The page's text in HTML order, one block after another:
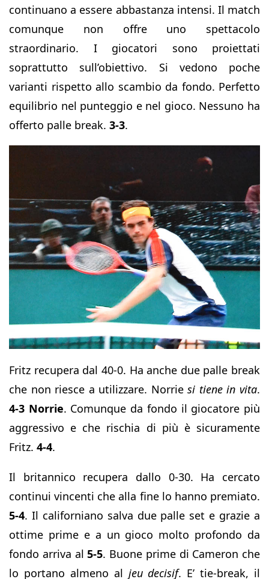
continuano a essere abbastanza intensi. Il match
comunque non offre uno spettacolo
straordinario. I giocatori sono proiettati
soprattutto sull’obiettivo. Si vedono poche
varianti rispetto allo scambio da fondo. Perfetto
equilibrio nel punteggio e nel gioco. Nessuno ha
offerto palle break. 3-3.
Fritz recupera dal 40-0. Ha anche due palle break
che non riesce a utilizzare. Norriesi tiene in vita.
4-3 Norrie. Comunque da fondo il giocatore più
aggressivo e che rischia di più è sicuramente
Fritz. 4-4.
Il britannico recupera dallo 0-30. Ha cercato
continui vincenti che alla fine lo hanno premiato.
5-4. Il californiano salva due palle set e grazie a
ottime prime e a un gioco molto profondo da
fondo arriva al5-5. Buone prime di Cameron che
lo portano almeno al jeu decisif. E’ tie-break, il